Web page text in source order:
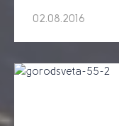
02.08.2016